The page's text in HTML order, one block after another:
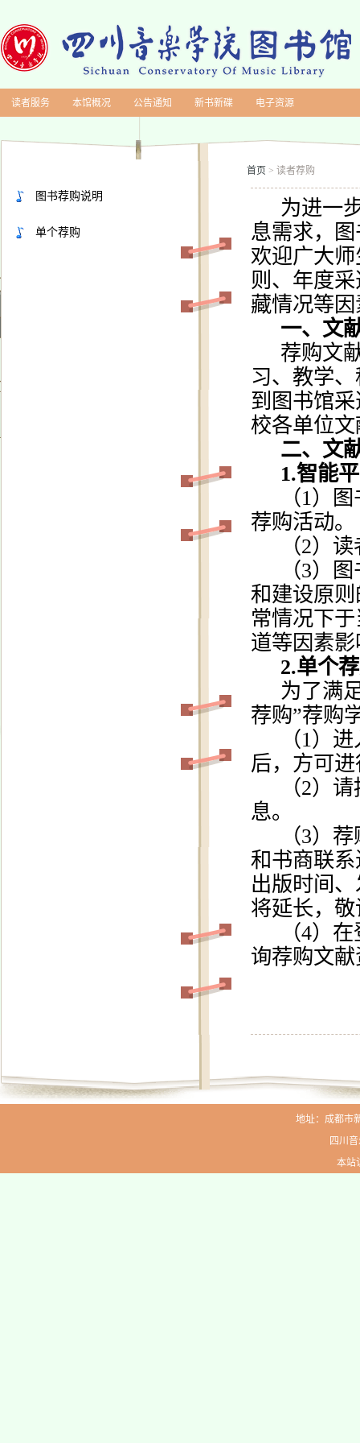
读者服务 本馆概况 公告通知 新书新碟 电子资源
图书荐购说明
单个荐购
首页 > 读者荐购
为进一
息需求，
欢迎广大
则、年度
藏情况等
一、文
荐购文
习、教学
到图书馆
校各单位
二、文
1.智能
（1）
荐购活动。
（2）
（3）
和建设原
常情况下
道等因素
2.单个
为了满
荐购”荐购
（1）
后，方可
（2）
息。
（3）
和书商联
出版时间
将延长，
（4）在
询荐购文
地址：成都市
四川
本站